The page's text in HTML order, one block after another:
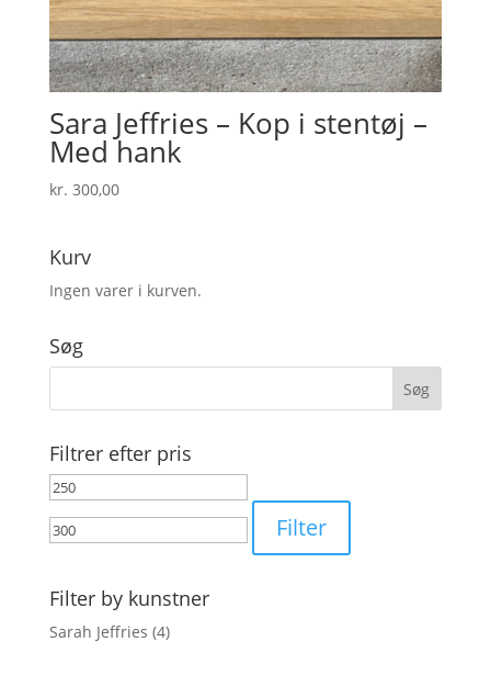
Sara Jeffries – Kop i stentøj –
Med hank
kr. 300,00
Kurv
Ingen varer i kurven.
Søg
Filtrer efter pris
Mindste
Filter
Filter by kunstner
Sarah Jeffries (4)